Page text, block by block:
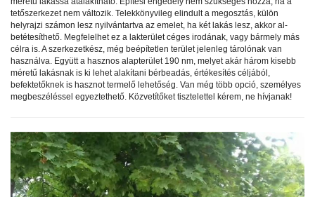
tetőszerkezet nem változik. Telekkönyvileg elindult a megosztás, külön
helyrajzi számon lesz nyilvántartva az emelet, ha két lakás lesz, akkor al-
betétesíthető. Megfelelhet ez a lakterület céges irodának, vagy bármely más
célra is. A szerkezetkész, még beépítetlen terület jelenleg tárolónak van
használva. Együtt a hasznos alapterület 190 nm, melyet akár három kisebb
méretű lakásnak is ki lehet alakítani bérbeadás, értékesítés céljából,
befektetőknek is hasznot termelő lehetőség. Van még több opció, személyes
megbeszéléssel egyeztethető. Közvetítőket tisztelettel kérem, ne hívjanak!